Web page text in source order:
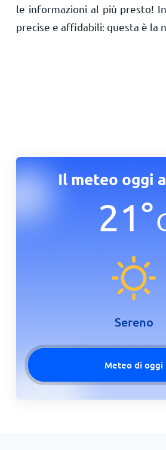
le informazioni al più presto!
precise e affidabili: questa è la
Il meteo oggi
21°
Sereno
Meteo di oggi